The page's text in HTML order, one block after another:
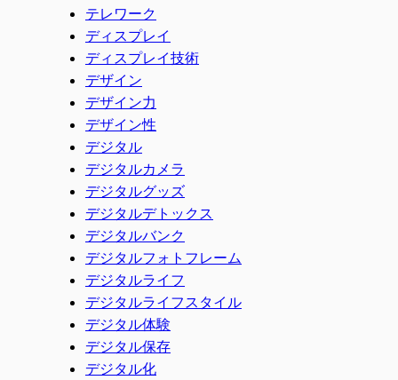
テレワーク
ディスプレイ
ディスプレイ技術
デザイン
デザイン力
デザイン性
デジタル
デジタルカメラ
デジタルグッズ
デジタルデトックス
デジタルバンク
デジタルフォトフレーム
デジタルライフ
デジタルライフスタイル
デジタル体験
デジタル保存
デジタル化